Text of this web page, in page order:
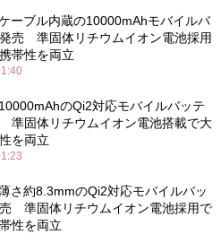
ーブル内蔵の10000mAhモバイルバ
売 準固体リチウムイオン電池採用
帯性を両立
のQi2対応モバイルバッテ
準固体リチウムイオン電池搭載で大
を両立
さ約8.3mmのQi2対応モバイルバッ
準固体リチウムイオン電池採用で
性を両立